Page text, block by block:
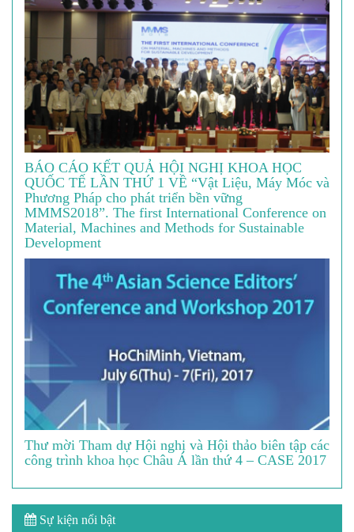
BÁO CÁO KẾT QUẢ HỘI NGHỊ KHOA HỌC
QUỐC TẾ LẦN THỨ 1 VỀ “Vật Liệu, Máy Móc và
Phương Pháp cho phát triển bền vững
MMMS2018”. The first International Conference on
Material, Machines and Methods for Sustainable
Development
Thư mời Tham dự Hội nghị và Hội thảo biên tập các
công trình khoa học Châu Á lần thứ 4 – CASE 2017
Sự kiện nổi bật